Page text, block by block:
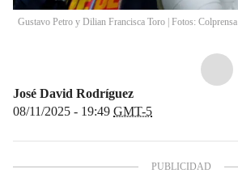
Gustavo Petro y Dilian Francisca Toro | Fotos: Colprensa
José David Rodríguez
08/11/2025 - 19:49 GMT-5